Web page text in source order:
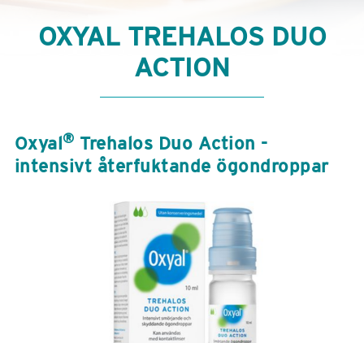
OXYAL TREHALOS DUO
ACTION
Oxyal® Trehalos Duo Action -
intensivt återfuktande ögondroppar